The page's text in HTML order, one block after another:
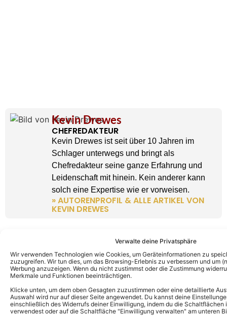
Verwalte deine Privatsphäre
Wir verwenden Technologien wie Cookies, um Geräteinformationen zu
zuzugreifen. Wir tun dies, um das Browsing-Erlebnis zu verbessern und um
Werbung anzuzeigen. Wenn du nicht zustimmst oder die Zustimmung
Merkmale und Funktionen beeinträchtigen.
Klicke unten, um dem oben Gesagten zuzustimmen oder eine detaillierte
Auswahl wird nur auf dieser Seite angewendet. Du kannst deine
einschließlich des Widerrufs deiner Einwilligung, indem du die
verwendest oder auf die Schaltfläche "Einwilligung verwalten" am unteren
Kevin Drewes
CHEFREDAKTEUR
Kevin Drewes ist seit über 10 Jahren im
Schlager unterwegs und bringt als
Chefredakteur seine ganze Erfahrung und
Leidenschaft mit hinein. Kein anderer kann
solch eine Expertise wie er vorweisen.
» AUTORENPROFIL & ALLE ARTIKEL VON
KEVIN DREWES